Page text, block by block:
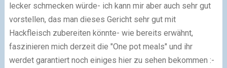
lecker schmecken würde- ich kann mir aber auch sehr gut
vorstellen, das man dieses Gericht sehr gut mit
Hackfleisch zubereiten könnte- wie bereits erwähnt,
faszinieren mich derzeit die "One pot meals" und ihr
werdet garantiert noch einiges hier zu sehen bekommen :-